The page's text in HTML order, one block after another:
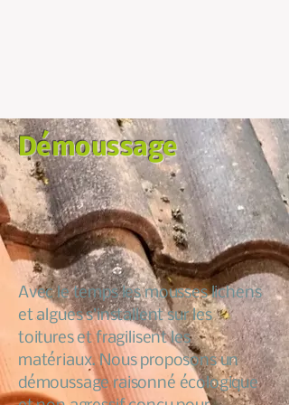
Démoussage
Avec le temps les mousses lichens
et algues s’installent sur les
toitures et fragilisent les
matériaux. Nous proposons un
démoussage raisonné écologique